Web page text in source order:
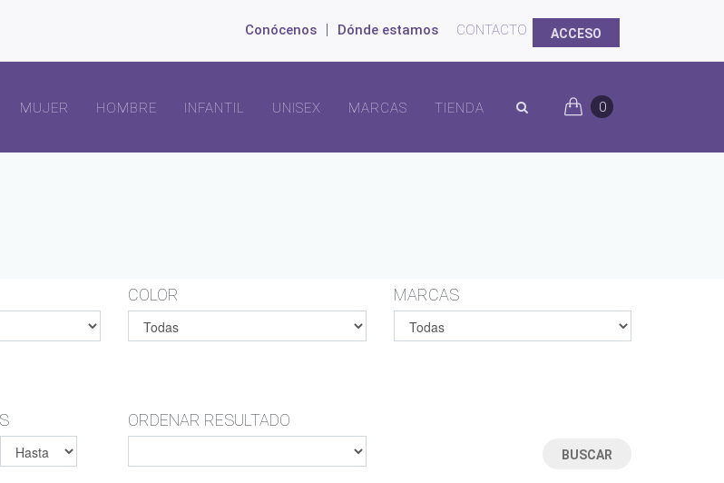
Conócenos | Dónde estamos CONTACTO ACCESO
MUJER HOMBRE INFANTIL UNISEX MARCAS TIENDA 0
COLOR MARCAS
ORDENAR RESULTADO